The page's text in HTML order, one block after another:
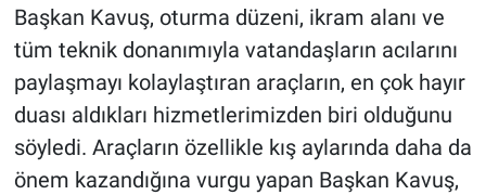
Başkan Kavuş, oturma düzeni, ikram alanı ve
tüm teknik donanımıyla vatandaşların acılarını
paylaşmayı kolaylaştıran araçların, en çok hayır
duası aldıkları hizmetlerimizden biri olduğunu
söyledi. Araçların özellikle kış aylarında daha da
önem kazandığına vurgu yapan Başkan Kavuş,